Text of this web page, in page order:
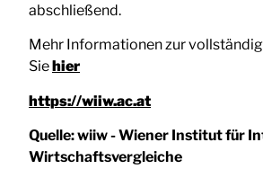
abschließend.
Mehr Informationen zur
Sie hier
https://wiiw.ac.at
Quelle:wiiw - Wiener Institut für
Wirtschaftsvergleiche